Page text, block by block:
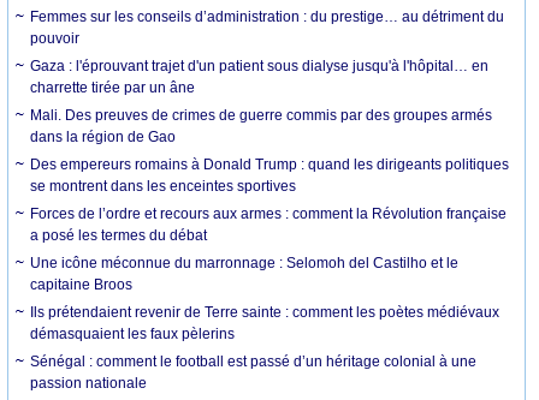
Femmes sur les conseils d’administration : du prestige… au détriment du
pouvoir
Gaza : l'éprouvant trajet d'un patient sous dialyse jusqu'à l'hôpital… en
charrette tirée par un âne
Mali. Des preuves de crimes de guerre commis par des groupes armés
dans la région de Gao
Des empereurs romains à Donald Trump : quand les dirigeants politiques
se montrent dans les enceintes sportives
Forces de l’ordre et recours aux armes : comment la Révolution française
a posé les termes du débat
Une icône méconnue du marronnage : Selomoh del Castilho et le
capitaine Broos
Ils prétendaient revenir de Terre sainte : comment les poètes médiévaux
démasquaient les faux pèlerins
Sénégal : comment le football est passé d’un héritage colonial à une
passion nationale